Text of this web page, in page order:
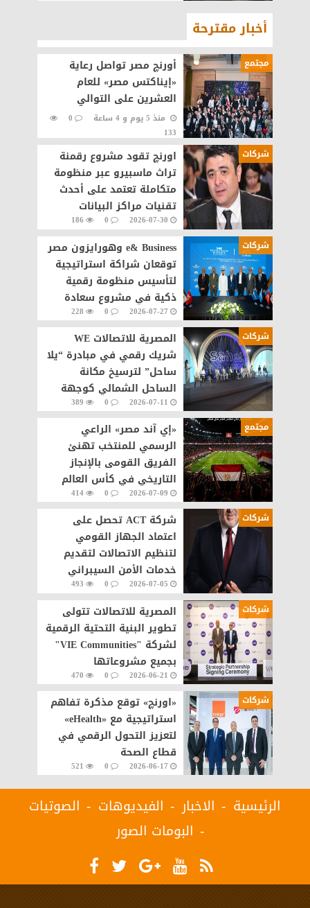
أخبار مقترحة
مجتمع
أورنچ مصر تواصل رعاية
«إيناكتس مصر» للعام
العشرين على التوالي
منذ 5 يوم و 4 ساعة
0
133
شركات
اورنچ تقود مشروع رقمنة
تراث ماسبيرو عبر منظومة
متكاملة تعتمد على أحدث
تقنيات مراكز البيانات
والذكاء الاصطناعى
2026-07-30
0
186
شركات
e& Business وهورايزون مصر
توقعان شراكة استراتيجية
لتأسيس منظومة رقمية
ذكية في مشروع سعادة
القاهرة الجديدة
2026-07-27
0
228
شركات
المصرية للاتصالات WE
شريك رقمي في مبادرة “يلا
ساحل” لترسيخ مكانة
الساحل الشمالي كوجهة
سياحية عالمية
2026-07-11
0
389
مجتمع
«إي آند مصر» الراعي
الرسمي للمنتخب تهنئ
الفريق القومى بالإنجاز
التاريخي في كأس العالم
2026-07-09
0
414
شركات
شركة ACT تحصل على
اعتماد الجهاز القومي
لتنظيم الاتصالات لتقديم
خدمات الأمن السيبراني
مصر2026-07-05
0
493
شركات
المصرية للاتصالات تتولى
تطوير البنية التحتية الرقمية
لشركة "VIE Communities"
بجميع مشروعاتها
2026-06-21
0
470
شركات
«اورنچ» توقع مذكرة تفاهم
استراتيجية مع «eHealth»
لتعزيز التحول الرقمي في
قطاع الصحة
2026-06-17
0
521
الرئيسية الاخبار الفيديوهات
الصوتيات
البومات الصور